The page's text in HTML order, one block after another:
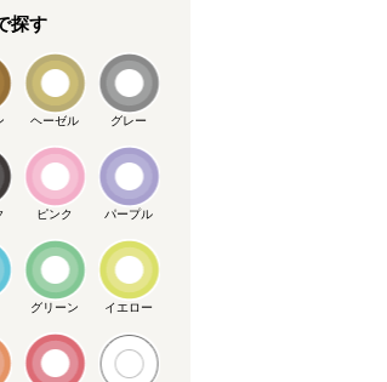
探す
ヘーゼル グレー
ピンク パープル
グリーン イエロー